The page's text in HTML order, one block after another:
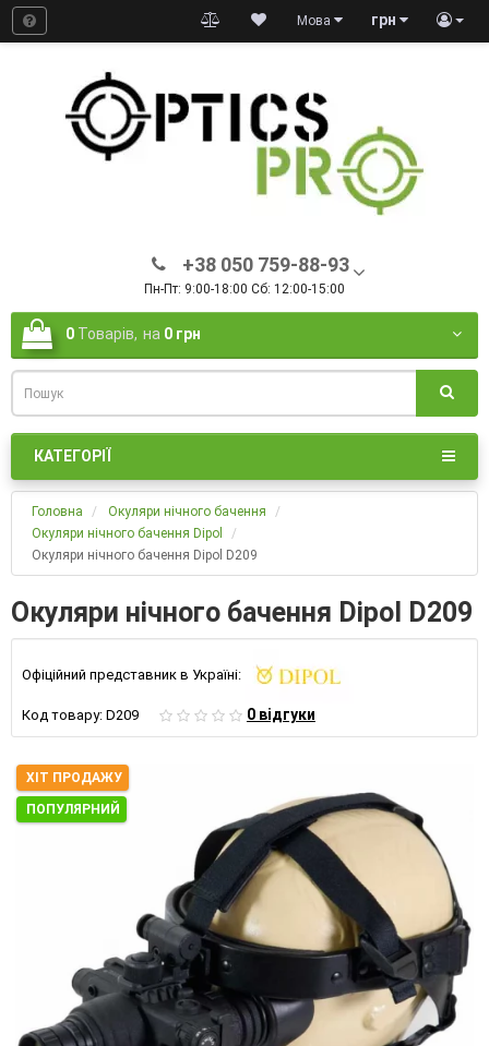
грн
Мова
+38 050 759-88-93
Пн-Пт: 9:00-18:00 Сб: 12:00-15:00
0 Товарів, на 0 грн
КАТЕГОРІЇ
Головна
Окуляри нічного бачення
Окуляри нічного бачення Dipol
Окуляри нічного бачення Dipol D209
Окуляри нічного бачення Dipol D209
Офіційний представник в Україні:
Код товару: D209 0 відгуки
ХІТ ПРОДАЖУ
ПОПУЛЯРНИЙ